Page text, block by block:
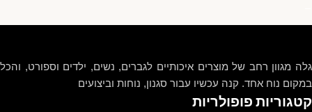
גלה מגוון רחב של מוצרים איכותיים לגברים, נשים, ילדים וספורט, והכל
במקום נוח אחד. קנה עכשיו עבור סגנון, נוחות וביצועים
קטגוריות פופולריות